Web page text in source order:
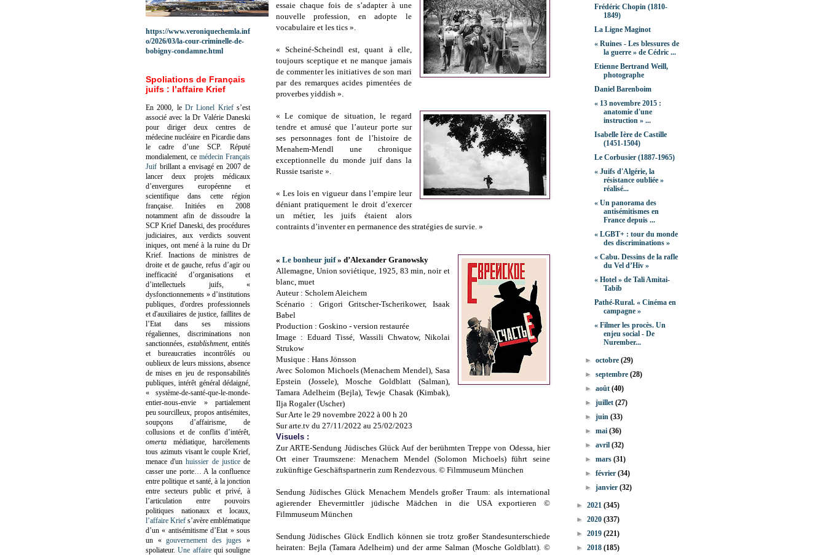
essaie chaque fois de s’adapter à une
nouvelle profession, en adopte le
vocabulaire et les tics ».
« Scheiné-Scheindl est, quant à elle,
toujours sceptique et ne manque jamais
de commenter les initiatives de son mari
par des remarques acides pimentées de
proverbes yiddish ».
« Le comique de situation, le regard
tendre et amusé que l’auteur porte sur
ses personnages font de l’histoire de
Menahem-Mendl une chronique
exceptionnelle du monde juif dans la
Russie tsariste ».
« Les lois en vigueur dans l’empire leur
déniant pratiquement le droit d’exercer
un métier, les juifs étaient alors
contraints d’inventer en permanence des stratégies de survie. »
« Le bonheur juif» d’Alexander Granowsky
Allemagne, Union soviétique, 1925, 83 min, noir et
blanc, muet
Auteur : Scholem Aleichem
Scénario : Grigori Gritscher-Tscherikower, Isaak
Babel
Production : Goskino - version restaurée
Image : Eduard Tissé, Wassili Chwatow, Nikolai
Strukow
Musique : Hans Jönsson
Avec Solomon Michoels (Menachem Mendel), Sasa
Epstein (Jossele), Mosche Goldblatt (Salman),
Tamara Adelheim (Bejla), Tewje Chasak (Kimbak),
Ilja Rogaler (Uscher)
Sur Arte le 29 novembre 2022 à 00 h 20
Sur arte.tv du 27/11/2022 au 25/02/2023
Visuels :
Zur ARTE-Sendung Jüdisches Glück Auf der berühmten Treppe von Odessa, hier
Ort einer Traumszene: Menachem Mendel (Solomon Michoels) führt seine
zukünftige Geschäftspartnerin zum Rendezvous. © Filmmuseum München
Sendung Jüdisches Glück Menachem Mendels großer Traum: als international
agierender Ehevermittler jüdische Mädchen in die USA exportieren ©
Filmmuseum München
Sendung Jüdisches Glück Endlich können sie trotz großer Standesunterschiede
heiraten: Bejla (Tamara Adelheim) und der arme Salman (Mosche Goldblatt). ©
https://www.veroniquechemla.inf
o/2026/03/la-cour-criminelle-de-
bobigny-condamne.html
Spoliations de Français
juifs : l’affaire Krief
En 2000, le Dr Lionel Kriefs’est
associé avec la Dr Valérie Daneski
pour diriger deux centres de
médecine nucléaire en Picardie dans
le cadre d’une SCP. Réputé
mondialement, ce médecin Français
Juif brillant a envisagé en 2007 de
lancer deux projets médicaux
d’envergures européenne et
scientifique dans cette région
française. Initiées en 2008
notamment afin de dissoudre la
SCP Krief Daneski, des procédures
judiciaires, aux verdicts souvent
iniques, ont mené à la ruine du Dr
Krief. Inactions de ministres de
droite et de gauche, refus d’agir ou
inefficacité d’organisations et
d’intellectuels juifs, «
dysfonctionnements » d’institutions
publiques, d'ordres professionnels
et d'auxiliaires de justice, faillites de
l’Etat dans ses missions
régaliennes, discriminations non
sanctionnées, establishment, entités
et bureaucraties incontrôlés ou
oublieux de leurs missions, absence
de mises en jeu de responsabilités
publiques, intérêt général dédaigné,
« système-de-santé-que-le-monde-
entier-nous-envie » partialement
peu sourcilleux, propos antisémites,
soupçons d’affairisme, de
collusions et de conflits d’intérêt,
omerta médiatique, harcèlements
tous azimuts visant le couple Krief,
menace d'unhuissier de justicede
casser une porte… A la confluence
entre politique et santé, à la jonction
entre secteurs public et privé, à
l’articulation entre pouvoirs
politiques nationaux et locaux,
l’affaire Krief s’avère emblématique
d’un « antisémitisme d’Etat » sous
un «gouvernement des juges »
spoliateur.Une affairequi souligne
Frédéric Chopin (1810-
1849)
La Ligne Maginot
« Ruines - Les blessures de
la guerre » de Cédric ...
Etienne Bertrand Weill,
photographe
Daniel Barenboim
« 13 novembre 2015 :
anatomie d'une
instruction » ...
Isabelle Ière de Castille
(1451-1504)
Le Corbusier (1887-1965)
« Juifs d'Algérie, la
résistance oubliée »
réalisé...
« Un panorama des
antisémitismes en
France depuis ...
« LGBT+ : tour du monde
des discriminations »
« Cabu. Dessins de la rafle
du Vel d’Hiv »
« Hotel » de Tali Amitai-
Tabib
Pathé-Rural. « Cinéma en
campagne »
« Filmer les procès. Un
enjeu social - De
Nurember...
►octobre(29)
►septembre(28)
►août(40)
►juillet(27)
►juin(33)
►mai(36)
►avril(32)
►mars(31)
►février(34)
►janvier(32)
► 2021 (345)
► 2020 (337)
► 2019 (221)
► 2018 (185)